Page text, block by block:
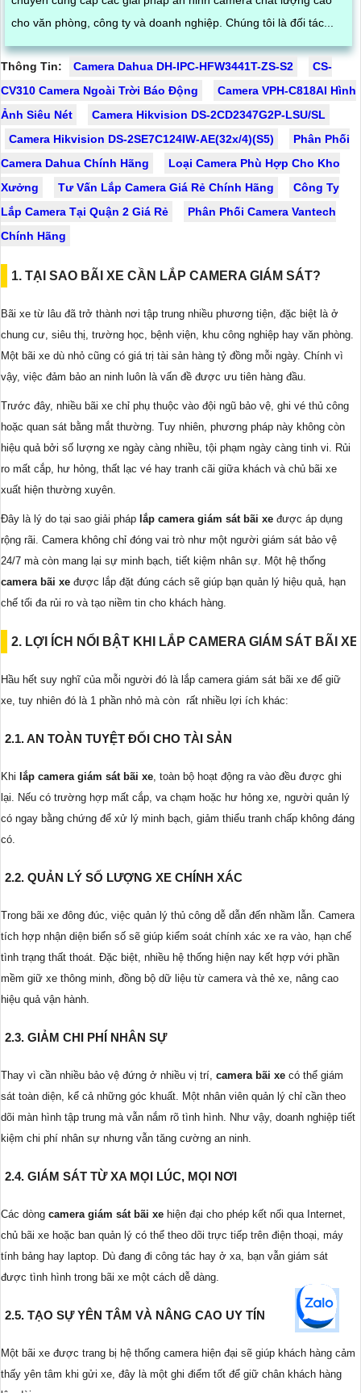
cho văn phòng, công ty và doanh nghiệp. Chúng tôi là đối tác...
Thông Tin: Camera Dahua DH-IPC-HFW3441T-ZS-S2
CS-
CV310 Camera Ngoài Trời Báo Động
Camera VPH-C818AI Hình
Ảnh Siêu Nét
Camera Hikvision DS-2CD2347G2P-LSU/SL
Camera Hikvision DS-2SE7C124IW-AE(32x/4)(S5)
Phân Phối
Camera Dahua Chính Hãng
Loại Camera Phù Hợp Cho Kho
Xưởng
Tư Vấn Lắp Camera Giá Rẻ Chính Hãng
Công Ty
Lắp Camera Tại Quận 2 Giá Rẻ
Phân Phối Camera Vantech
Chính Hãng
1. TẠI SAO BÃI XE CẦN LẮP CAMERA GIÁM SÁT?
Bãi xe từ lâu đã trở thành nơi tập trung nhiều phương tiện, đặc biệt là ở
chung cư, siêu thị, trường học, bệnh viện, khu công nghiệp hay văn phòng.
Một bãi xe dù nhỏ cũng có giá trị tài sản hàng tỷ đồng mỗi ngày. Chính vì
vậy, việc đảm bảo an ninh luôn là vấn đề được ưu tiên hàng đầu.
Trước đây, nhiều bãi xe chỉ phụ thuộc vào đội ngũ bảo vệ, ghi vé thủ công
hoặc quan sát bằng mắt thường. Tuy nhiên, phương pháp này không còn
hiệu quả bởi số lượng xe ngày càng nhiều, tội phạm ngày càng tinh vi. Rủi
ro mất cắp, hư hỏng, thất lạc vé hay tranh cãi giữa khách và chủ bãi xe
xuất hiện thường xuyên.
Đây là lý do tại sao giải pháp lắp camera giám sát bãi xe được áp dụng
rộng rãi. Camera không chỉ đóng vai trò như một người giám sát bảo vệ
24/7 mà còn mang lại sự minh bạch, tiết kiệm nhân sự. Một hệ thống
camera bãi xe được lắp đặt đúng cách sẽ giúp bạn quản lý hiệu quả, hạn
chế tối đa rủi ro và tạo niềm tin cho khách hàng.
2. LỢI ÍCH NỔI BẬT KHI LẮP CAMERA GIÁM SÁT BÃI XE
Hầu hết suy nghĩ của mỗi người đó là lắp camera giám sát bãi xe để giữ
xe, tuy nhiên đó là 1 phần nhỏ mà còn rất nhiều lợi ích khác:
2.1. AN TOÀN TUYỆT ĐỐI CHO TÀI SẢN
Khi lắp camera giám sát bãi xe, toàn bộ hoạt động ra vào đều được ghi
lại. Nếu có trường hợp mất cắp, va chạm hoặc hư hỏng xe, người quản lý
có ngay bằng chứng để xử lý minh bạch, giảm thiểu tranh chấp không đáng
có.
2.2. QUẢN LÝ SỐ LƯỢNG XE CHÍNH XÁC
Trong bãi xe đông đúc, việc quản lý thủ công dễ dẫn đến nhầm lẫn. Camera
tích hợp nhận diện biển số sẽ giúp kiểm soát chính xác xe ra vào, hạn chế
tình trạng thất thoát. Đặc biệt, nhiều hệ thống hiện nay kết hợp với phần
mềm giữ xe thông minh, đồng bộ dữ liệu từ camera và thẻ xe, nâng cao
hiệu quả vận hành.
2.3. GIẢM CHI PHÍ NHÂN SỰ
Thay vì cần nhiều bảo vệ đứng ở nhiều vị trí, camera bãi xe có thể giám
sát toàn diện, kể cả những góc khuất. Một nhân viên quản lý chỉ cần theo
dõi màn hình tập trung mà vẫn nắm rõ tình hình. Như vậy, doanh nghiệp tiết
kiệm chi phí nhân sự nhưng vẫn tăng cường an ninh.
2.4. GIÁM SÁT TỪ XA MỌI LÚC, MỌI NƠI
Các dòng camera giám sát bãi xe hiện đại cho phép kết nối qua Internet,
chủ bãi xe hoặc ban quản lý có thể theo dõi trực tiếp trên điện thoại, máy
tính bảng hay laptop. Dù đang đi công tác hay ở xa, bạn vẫn giám sát
được tình hình trong bãi xe một cách dễ dàng.
2.5. TẠO SỰ YÊN TÂM VÀ NÂNG CAO UY TÍN
Một bãi xe được trang bị hệ thống camera hiện đại sẽ giúp khách hàng cảm
thấy yên tâm khi gửi xe, đây là một ghi điểm tốt để giữ chân khách hàng